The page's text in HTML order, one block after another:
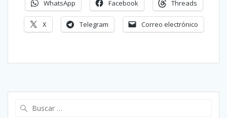
WhatsApp Facebook Threads
X Telegram Correo electrónico